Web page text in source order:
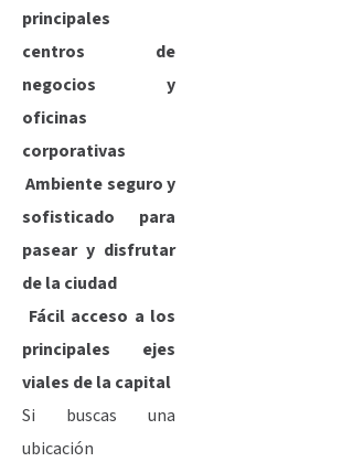
principales
centros de
negocios y
oficinas
corporativas
Ambiente seguro y
sofisticado para
pasear y disfrutar
de la ciudad
Fácil acceso a los
principales ejes
viales de la capital
Si buscas una
ubicación